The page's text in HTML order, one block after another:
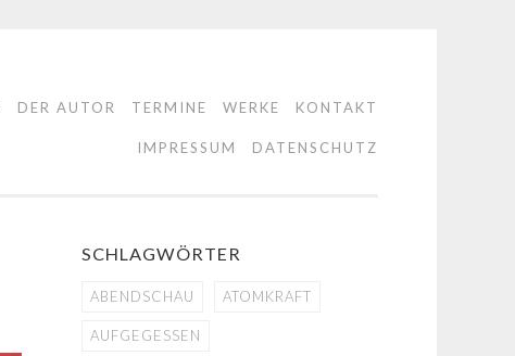
DER AUTOR TERMINE WERKE KONTAKT
IMPRESSUM DATENSCHUTZ
SCHLAGWÖRTER
ABENDSCHAU ATOMKRAFT
AUFGEGESSEN